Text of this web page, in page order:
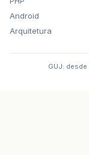
Android
Arquitetura
GUJ: